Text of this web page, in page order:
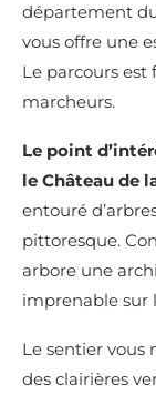
département
vous offre une
Le parcours est
marcheurs.
Le point
le Château de
entouré
pittoresque.
arbore une
imprenable sur
Le sentier vous
des clairières